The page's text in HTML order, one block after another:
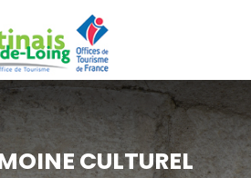
CULTUREL